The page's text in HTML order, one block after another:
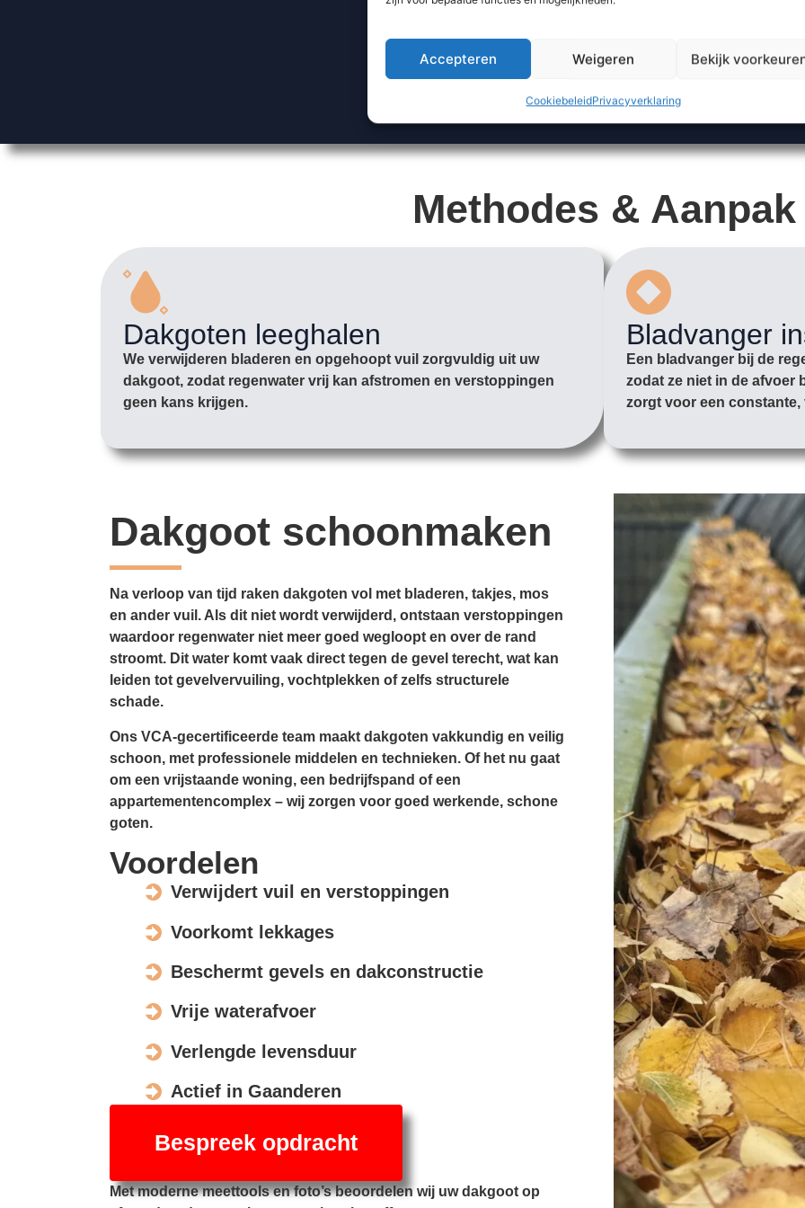
Accepteren Weigeren Bekijk
CookiebeleidPrivacyverklaring
Methodes & Aanpak
Dakgoten leeghalen
We verwijderen bladeren en opgehoopt vuil zorgvuldig uit uw
dakgoot, zodat regenwater vrij kan afstromen en verstoppingen
geen kans krijgen.
Bladvanger
Een bladvanger bij de
zodat ze niet in de afvoer
zorgt voor een constante,
Dakgoot schoonmaken
Na verloop van tijd raken dakgoten vol met bladeren, takjes, mos
en ander vuil. Als dit niet wordt verwijderd, ontstaan verstoppingen
waardoor regenwater niet meer goed wegloopt en over de rand
stroomt. Dit water komt vaak direct tegen de gevel terecht, wat kan
leiden tot gevelvervuiling, vochtplekken of zelfs structurele
schade.
Ons VCA-gecertificeerde team maakt dakgoten vakkundig en veilig
schoon, met professionele middelen en technieken. Of het nu gaat
om een vrijstaande woning, een bedrijfspand of een
appartementencomplex – wij zorgen voor goed werkende, schone
goten.
Voordelen
Verwijdert vuil en verstoppingen
Voorkomt lekkages
Beschermt gevels en dakconstructie
Vrije waterafvoer
Verlengde levensduur
Actief in Gaanderen
Bespreek opdracht
Met moderne meettools en foto’s beoordelen wij uw dakgoot op